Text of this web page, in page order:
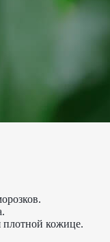
плотной кожице.